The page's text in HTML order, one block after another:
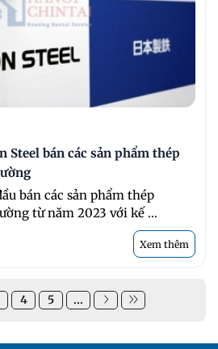
Steel bán các sản phẩm thép
bán các sản phẩm thép
từ năm 2023 với kế ...
Xem thêm
4 5 ...